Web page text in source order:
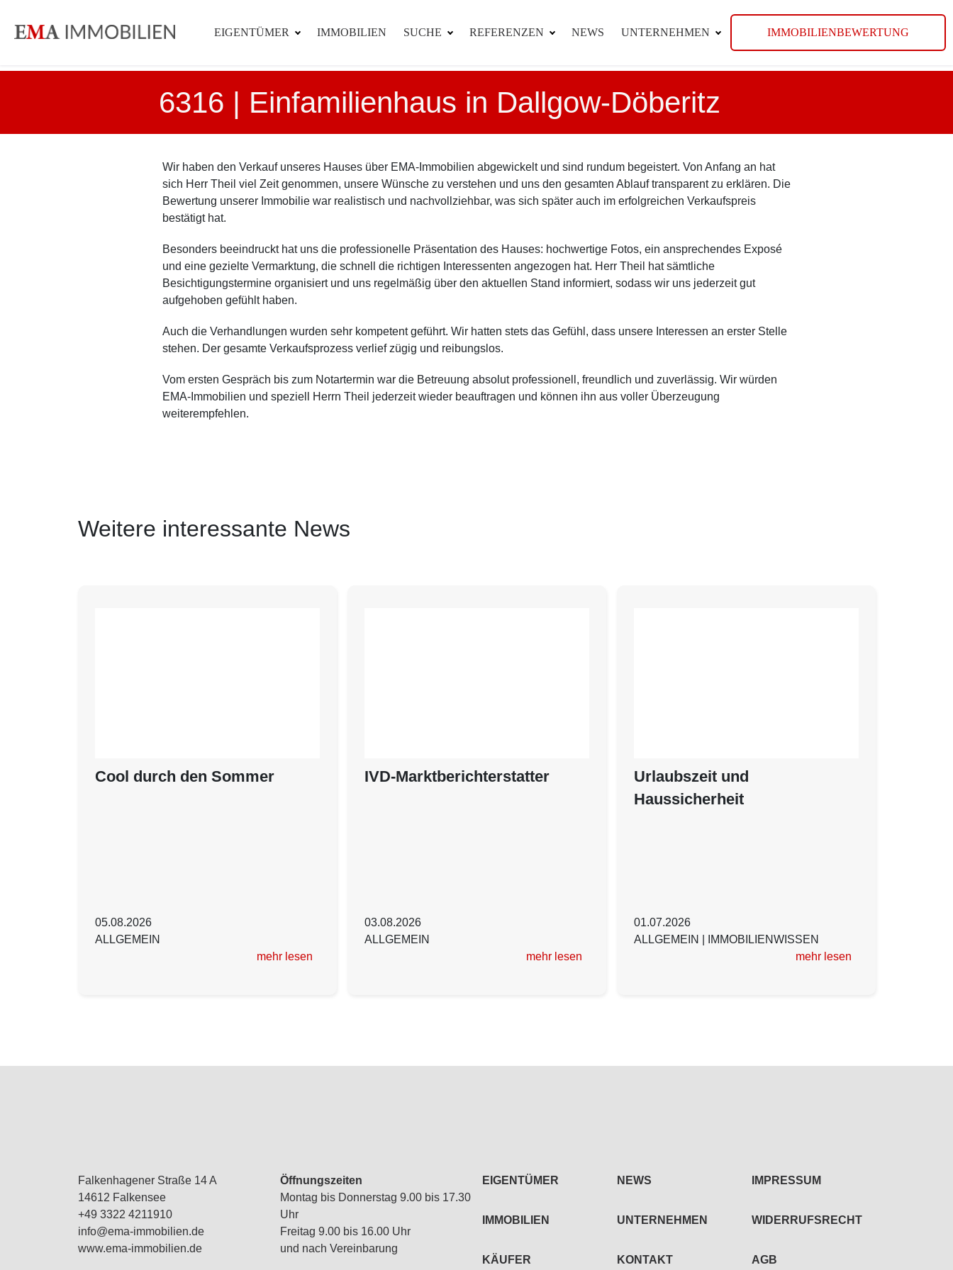
EIGENTÜMER IMMOBILIEN SUCHE REFERENZEN NEWS UNTERNEHMEN IMMOBILIENBEWERTUNG
6316 | Einfamilienhaus in Dallgow-Döberitz
Wir haben den Verkauf unseres Hauses über EMA-Immobilien abgewickelt und sind rundum begeistert. Von Anfang an hat
sich Herr Theil viel Zeit genommen, unsere Wünsche zu verstehen und uns den gesamten Ablauf transparent zu erklären. Die
Bewertung unserer Immobilie war realistisch und nachvollziehbar, was sich später auch im erfolgreichen Verkaufspreis
bestätigt hat.
Besonders beeindruckt hat uns die professionelle Präsentation des Hauses: hochwertige Fotos, ein ansprechendes Exposé
und eine gezielte Vermarktung, die schnell die richtigen Interessenten angezogen hat. Herr Theil hat sämtliche
Besichtigungstermine organisiert und uns regelmäßig über den aktuellen Stand informiert, sodass wir uns jederzeit gut
aufgehoben gefühlt haben.
Auch die Verhandlungen wurden sehr kompetent geführt. Wir hatten stets das Gefühl, dass unsere Interessen an erster Stelle
stehen. Der gesamte Verkaufsprozess verlief zügig und reibungslos.
Vom ersten Gespräch bis zum Notartermin war die Betreuung absolut professionell, freundlich und zuverlässig. Wir würden
EMA-Immobilien und speziell Herrn Theil jederzeit wieder beauftragen und können ihn aus voller Überzeugung
weiterempfehlen.
Weitere interessante News
Cool durch den Sommer
05.08.2026
ALLGEMEIN
mehr lesen
IVD-Marktberichterstatter
03.08.2026
ALLGEMEIN
mehr lesen
Urlaubszeit und
Haussicherheit
01.07.2026
ALLGEMEIN
IMMOBILIENWISSEN
mehr lesen
Falkenhagener Straße 14 A
14612 Falkensee
+49 3322 4211910
info@ema-immobilien.de
www.ema-immobilien.de
Öffnungszeiten
Montag bis Donnerstag 9.00 bis 17.30
Uhr
Freitag 9.00 bis 16.00 Uhr
und nach Vereinbarung
EIGENTÜMER
IMMOBILIEN
KÄUFER
NEWS
UNTERNEHMEN
KONTAKT
IMPRESSUM
WIDERRUFSRECHT
AGB